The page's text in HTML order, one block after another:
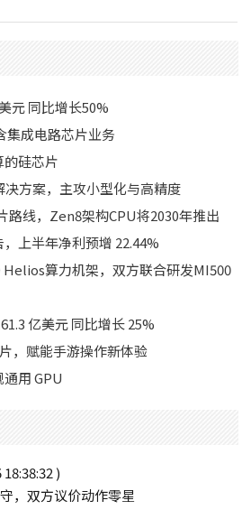
元 同比增长50%
集成电路芯片业务
硅芯片
决方案，主攻小型化与高精度
路线，Zen8架构CPU将2030年推出
上半年净利预增 22.44%
算力机架，双方联合研发MI500
亿美元 同比增长 25%
，赋能手游操作新体验
用 GPU
)
，双方议价动作零星